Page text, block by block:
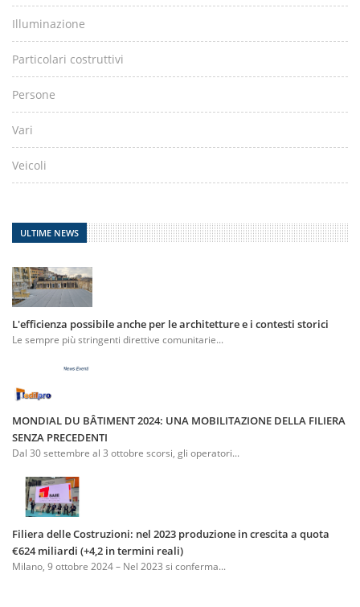
Illuminazione
Particolari costruttivi
Persone
Vari
Veicoli
ULTIME NEWS
L'efficienza possibile anche per le architetture e i contesti storici
Le sempre più stringenti direttive comunitarie...
MONDIAL DU BÂTIMENT 2024: UNA MOBILITAZIONE DELLA FILIERA
SENZA PRECEDENTI
Dal 30 settembre al 3 ottobre scorsi, gli operatori...
Filiera delle Costruzioni: nel 2023 produzione in crescita a quota
€624 miliardi (+4,2 in termini reali)
Milano, 9 ottobre 2024 – Nel 2023 si conferma...